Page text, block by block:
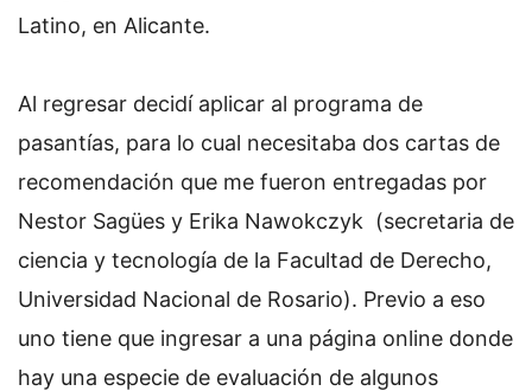
Latino, en Alicante.
Al regresar decidí aplicar al programa de
pasantías, para lo cual necesitaba dos cartas de
recomendación que me fueron entregadas por
Nestor Sagües y Erika Nawokczyk (secretaria de
ciencia y tecnología de la Facultad de Derecho,
Universidad Nacional de Rosario). Previo a eso
uno tiene que ingresar a una página online donde
hay una especie de evaluación de algunos